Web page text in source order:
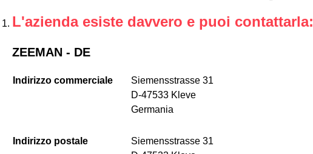
L'azienda esiste davvero e puoi contattarla:
ZEEMAN - DE
Indirizzo commerciale
Siemensstrasse 31
D-47533 Kleve
Germania
Indirizzo postale
Siemensstrasse 31